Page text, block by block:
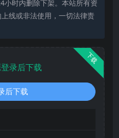
小时内删除下架。本站所有资
线或非法使用，一切法律责
下载
录后下载
后下载